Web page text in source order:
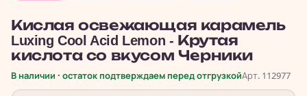
Кислая освежающая карамель
Luxing Cool Acid Lemon - Крутая
кислота со вкусом Черники
В наличии · остаток подтверждаем перед отгрузкойАрт. 112977